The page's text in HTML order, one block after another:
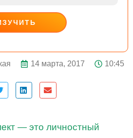
14 марта, 2017
10:45
— это личностный